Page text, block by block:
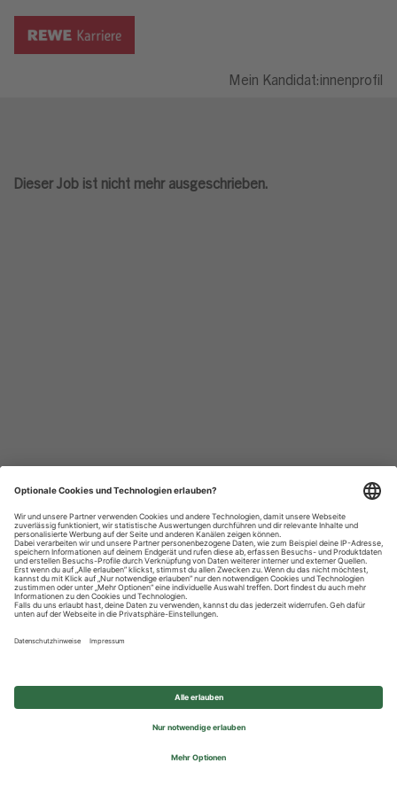
Mein Kandidat:innenprofil
Dieser Job ist nicht mehr ausgeschrieben.
Datenschutzhinweise
Impressum
Privatsphäre-Einstellungen
© 2026 REWE Group - All rights reserved